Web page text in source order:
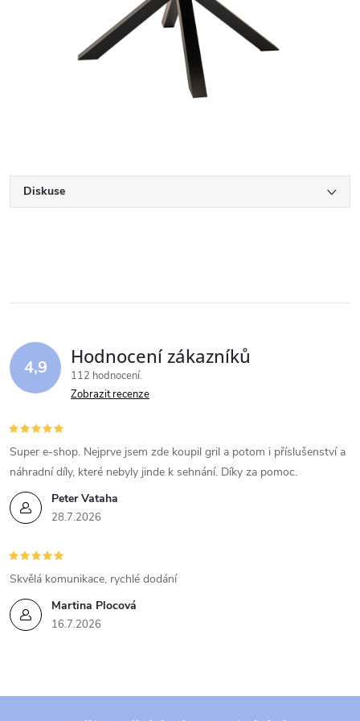
Diskuse
4,9 Hodnocení zákazníků
112 hodnocení
Zobrazit recenze
Peter Vataha
28.7.2026
Super e-shop. Nejprve jsem zde koupil gril a potom i příslušenství a
náhradní díly, které nebyly jinde k sehnání. Díky za pomoc.
Martina Plocová
16.7.2026
Skvělá komunikace, rychlé dodání